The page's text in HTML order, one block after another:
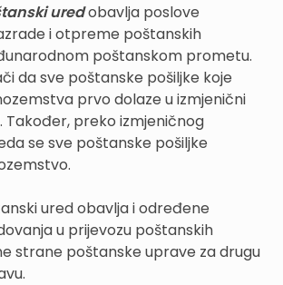
uredobavlja poslove
i otpreme poštanskih
poštanskom prometu.
da sve poštanske pošiljke koje
prvo dolaze u izmjenični
Također, preko izmjeničnog
se sve poštanske pošiljke
ured obavlja i određene
u prijevozu poštanskih
strane poštanske uprave za drugu